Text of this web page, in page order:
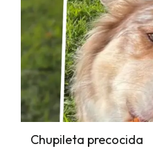
Chupileta precocida